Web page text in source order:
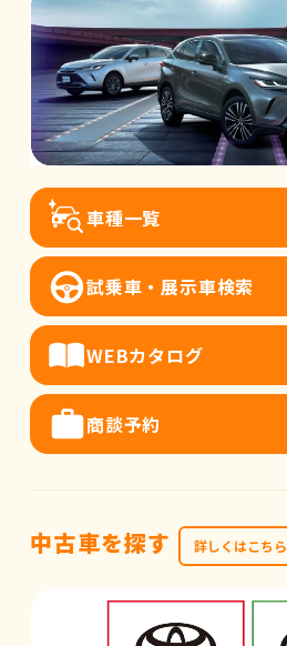
車種一覧
試乗車・展示車検索
WEBカタログ
商談予約
中古車を探す 詳しくはこちら